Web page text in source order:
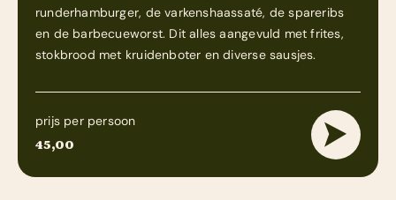
runderhamburger, de varkenshaassaté, de spareribs
en de barbecueworst. Dit alles aangevuld met frites,
stokbrood met kruidenboter en diverse sausjes.
prijs per persoon
45,00